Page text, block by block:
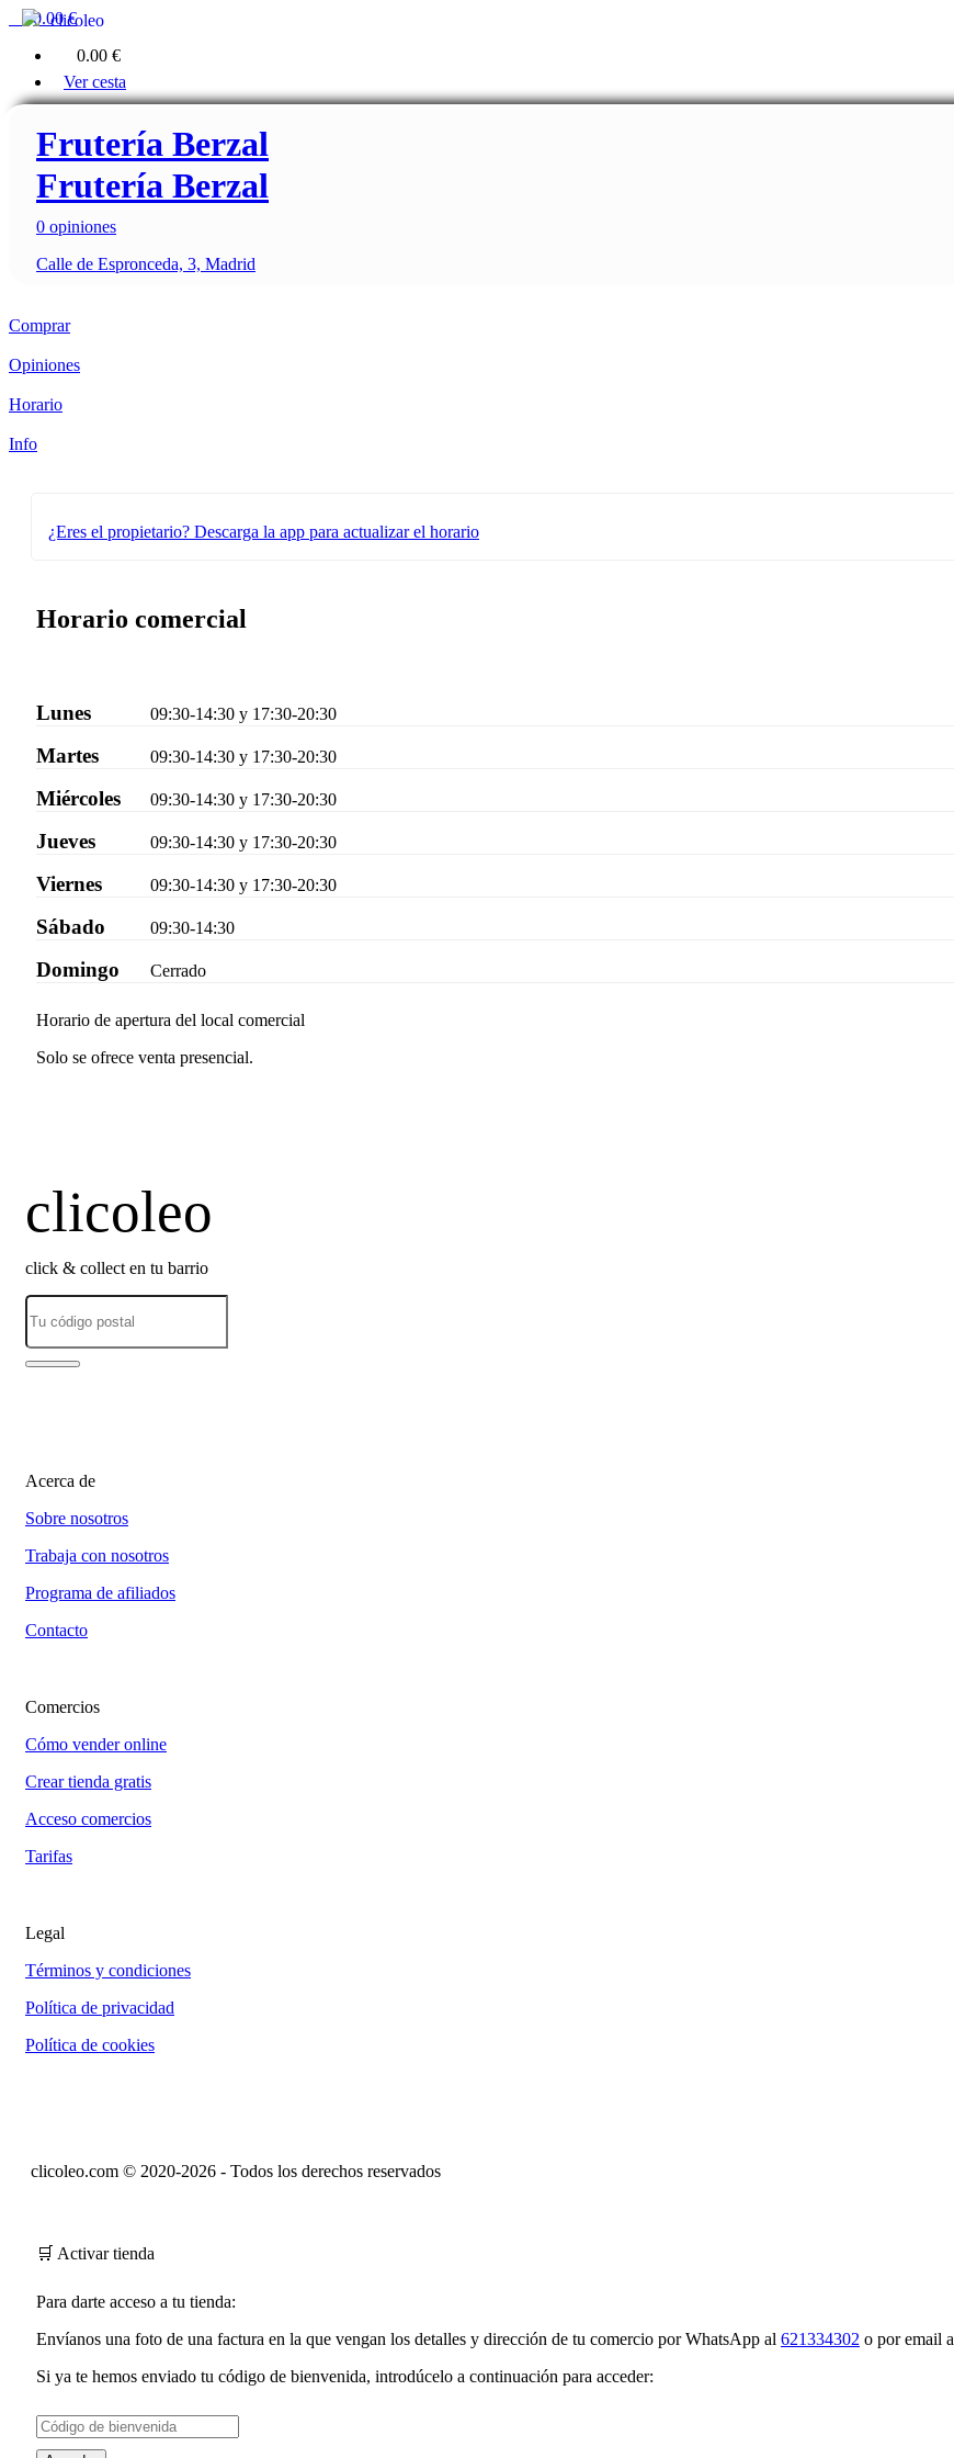
0.00 €
clicoleo
0.00 €
Ver cesta
Frutería Berzal
Frutería Berzal
0 opiniones
Calle de Espronceda, 3, Madrid
Comprar
Opiniones
Horario
Info
¿Eres el propietario? Descarga la app para actualizar el horario
Horario comercial
Lunes 09:30-14:30 y 17:30-20:30
Martes 09:30-14:30 y 17:30-20:30
Miércoles 09:30-14:30 y 17:30-20:30
Jueves 09:30-14:30 y 17:30-20:30
Viernes 09:30-14:30 y 17:30-20:30
Sábado 09:30-14:30
Domingo Cerrado
Horario de apertura del local comercial
Solo se ofrece venta presencial.
clicoleo
click & collect en tu barrio
Acerca de
Sobre nosotros
Trabaja con nosotros
Programa de afiliados
Contacto
Comercios
Cómo vender online
Crear tienda gratis
Acceso comercios
Tarifas
Legal
Términos y condiciones
Política de privacidad
Política de cookies
clicoleo.com © 2020-2026 - Todos los derechos reservados
🛒 Activar tienda
Para darte acceso a tu tienda:
Envíanos una foto de una factura en la que vengan los detalles y dirección de tu comercio por WhatsApp al 621334302 o por email a
Si ya te hemos enviado tu código de bienvenida, introdúcelo a continuación para acceder: